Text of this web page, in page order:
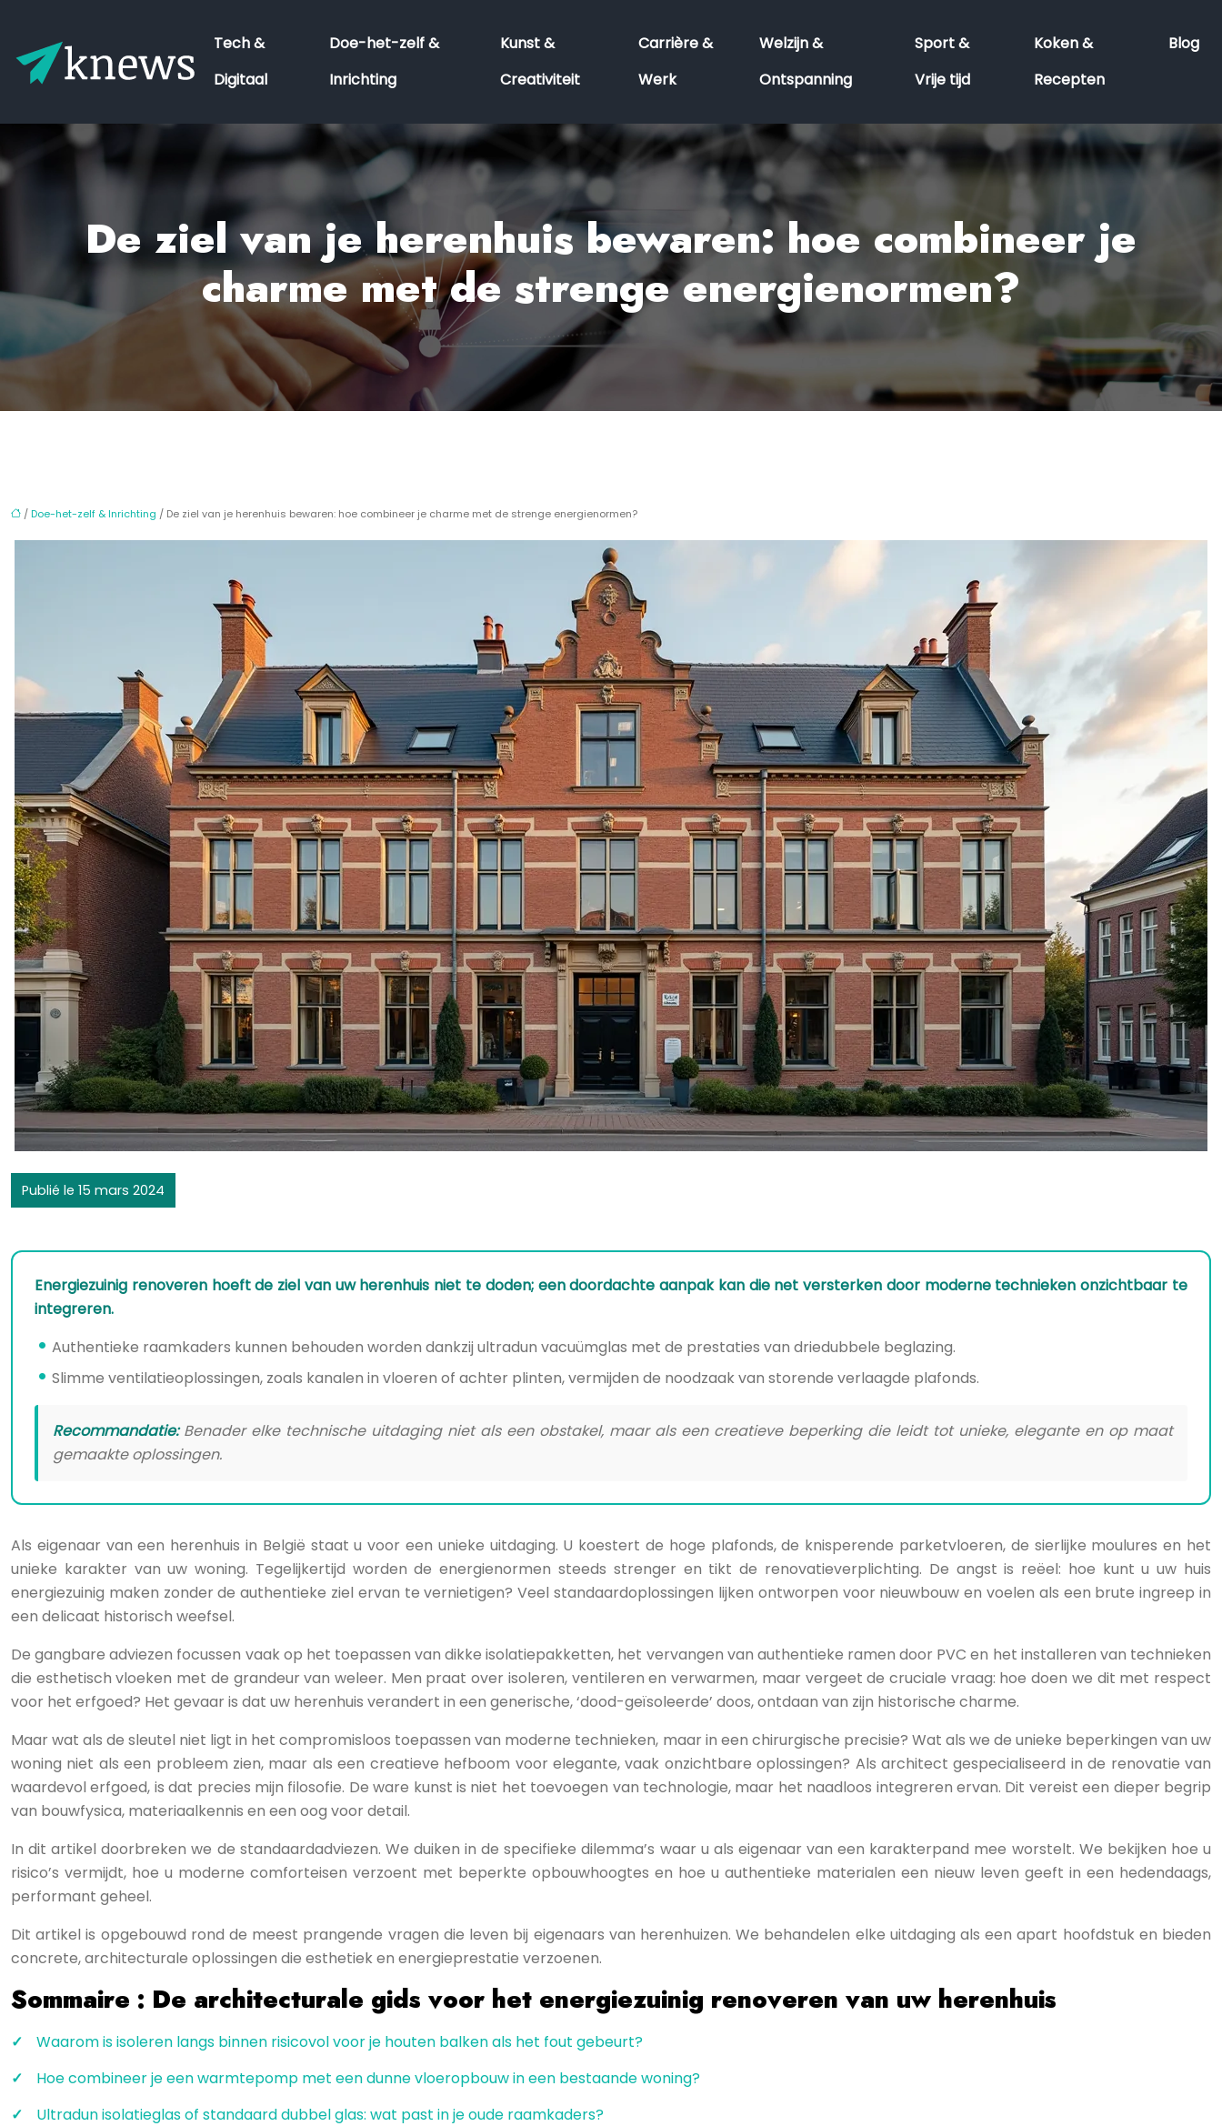
Tech &
Digitaal
Doe-het-zelf &
Inrichting
Kunst &
Creativiteit
Carrière &
Werk
Welzijn &
Ontspanning
Sport &
Vrije tijd
Koken &
Recepten
Blog
De ziel van je herenhuis bewaren: hoe combineer je
charme met de strenge energienormen?
/ Doe-het-zelf & Inrichting / De ziel van je herenhuis bewaren: hoe combineer je charme met de strenge energienormen?
Publié le 15 mars 2024
Energiezuinig renoveren hoeft de ziel van uw herenhuis niet te doden; een doordachte aanpak kan die net versterken door moderne technieken onzichtbaar te
integreren.
Authentieke raamkaders kunnen behouden worden dankzij ultradun vacuümglas met de prestaties van driedubbele beglazing.
Slimme ventilatieoplossingen, zoals kanalen in vloeren of achter plinten, vermijden de noodzaak van storende verlaagde plafonds.
Recommandatie:Benader elke technische uitdaging niet als een obstakel, maar als een creatieve beperking die leidt tot unieke, elegante en op maat
gemaakte oplossingen.
Als eigenaar van een herenhuis in België staat u voor een unieke uitdaging. U koestert de hoge plafonds, de knisperende parketvloeren, de sierlijke moulures en het
unieke karakter van uw woning. Tegelijkertijd worden de energienormen steeds strenger en tikt de renovatieverplichting. De angst is reëel: hoe kunt u uw huis
energiezuinig maken zonder de authentieke ziel ervan te vernietigen? Veel standaardoplossingen lijken ontworpen voor nieuwbouw en voelen als een brute ingreep in
een delicaat historisch weefsel.
De gangbare adviezen focussen vaak op het toepassen van dikke isolatiepakketten, het vervangen van authentieke ramen door PVC en het installeren van technieken
die esthetisch vloeken met de grandeur van weleer. Men praat over isoleren, ventileren en verwarmen, maar vergeet de cruciale vraag: hoe doen we dit met respect
voor het erfgoed? Het gevaar is dat uw herenhuis verandert in een generische, ‘dood-geïsoleerde’ doos, ontdaan van zijn historische charme.
Maar wat als de sleutel niet ligt in het compromisloos toepassen van moderne technieken, maar in een chirurgische precisie? Wat als we de unieke beperkingen van uw
woning niet als een probleem zien, maar als een creatieve hefboom voor elegante, vaak onzichtbare oplossingen? Als architect gespecialiseerd in de renovatie van
waardevol erfgoed, is dat precies mijn filosofie. De ware kunst is niet het toevoegen van technologie, maar het naadloos integreren ervan. Dit vereist een dieper begrip
van bouwfysica, materiaalkennis en een oog voor detail.
In dit artikel doorbreken we de standaardadviezen. We duiken in de specifieke dilemma’s waar u als eigenaar van een karakterpand mee worstelt. We bekijken hoe u
risico’s vermijdt, hoe u moderne comforteisen verzoent met beperkte opbouwhoogtes en hoe u authentieke materialen een nieuw leven geeft in een hedendaags,
performant geheel.
Dit artikel is opgebouwd rond de meest prangende vragen die leven bij eigenaars van herenhuizen. We behandelen elke uitdaging als een apart hoofdstuk en bieden
concrete, architecturale oplossingen die esthetiek en energieprestatie verzoenen.
Sommaire : De architecturale gids voor het energiezuinig renoveren van uw herenhuis
Waarom is isoleren langs binnen risicovol voor je houten balken als het fout gebeurt?
Hoe combineer je een warmtepomp met een dunne vloeropbouw in een bestaande woning?
Ultradun isolatieglas of standaard dubbel glas: wat past in je oude raamkaders?